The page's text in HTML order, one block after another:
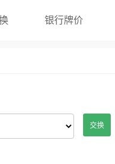
银行牌价
交换